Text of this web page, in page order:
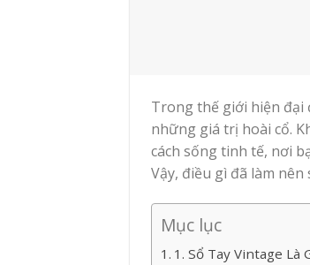
Trong thế giới hiện đại
những giá trị hoài cổ.
cách sống tinh tế, nơi
Vậy, điều gì đã làm
Mục lục
1. Sổ Tay Vintage Là